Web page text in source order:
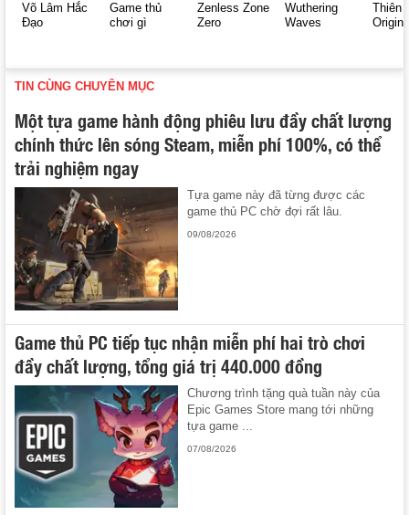
Võ Lâm Hắc
Đạo
Game thủ
chơi gì
Zenless Zone
Zero
Wuthering
Waves
Thiên
Origin
TIN CÙNG CHUYÊN MỤC
Một tựa game hành động phiêu lưu đầy chất lượng
chính thức lên sóng Steam, miễn phí 100%, có thể
trải nghiệm ngay
Tựa game này đã từng được các
game thủ PC chờ đợi rất lâu.
09/08/2026
Game thủ PC tiếp tục nhận miễn phí hai trò chơi
đầy chất lượng, tổng giá trị 440.000 đồng
Chương trình tặng quà tuần này của
Epic Games Store mang tới những
tựa game ...
07/08/2026